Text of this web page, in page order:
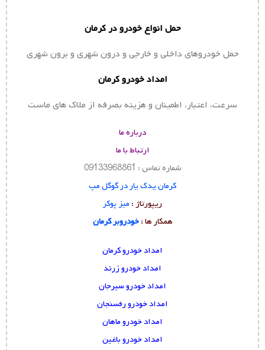
حمل انواع خودرو در کرمان
حمل خودروهای داخلی و خارجی و درون شهری و برون شهری
امداد خودرو کرمان
سرعت، اعتبار، اطمینان و هزینه بصرفه از ملاک های ماست
درباره ما
ارتباط با ما
شماره تماس : 09133968861
کرمان یدک یار در گوگل مپ
ریپورتاژ : میز پوکر
همکار ها :خودروبر کرمان
امداد خودرو کرمان
امداد خودرو زرند
امداد خودرو سیرجان
امداد خودرو رفسنجان
امداد خودرو ماهان
امداد خودرو باغین